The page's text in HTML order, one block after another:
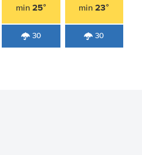
min 25°
30
min23°
30